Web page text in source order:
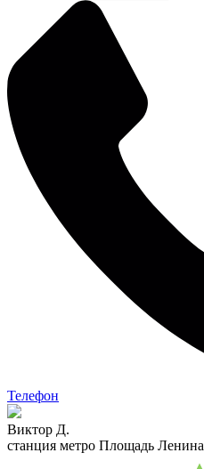
Телефон
Виктор Д.
станция метро Площадь Ленина